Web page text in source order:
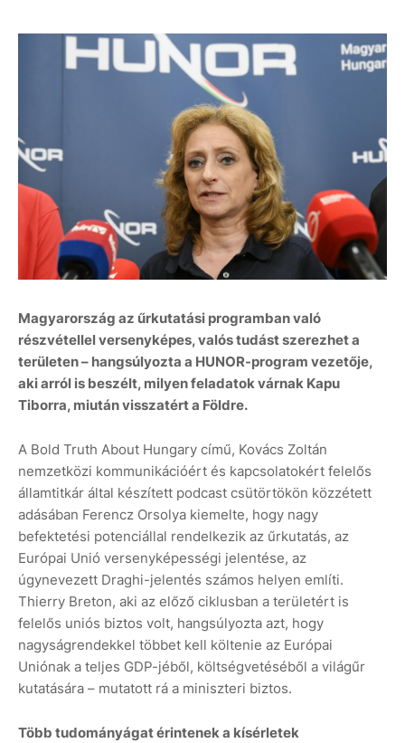
Magyarország az űrkutatási programban való
részvétellel versenyképes, valós tudást szerezhet a
területen – hangsúlyozta a HUNOR-program vezetője,
aki arról is beszélt, milyen feladatok várnak Kapu
Tiborra, miután visszatért a Földre.
A Bold Truth About Hungary című, Kovács Zoltán
nemzetközi kommunikációért és kapcsolatokért felelős
államtitkár által készített podcast csütörtökön közzétett
adásában Ferencz Orsolya kiemelte, hogy nagy
befektetési potenciállal rendelkezik az űrkutatás, az
Európai Unió versenyképességi jelentése, az
úgynevezett Draghi-jelentés számos helyen említi.
Thierry Breton, aki az előző ciklusban a területért is
felelős uniós biztos volt, hangsúlyozta azt, hogy
nagyságrendekkel többet kell költenie az Európai
Uniónak a teljes GDP-jéből, költségvetéséből a világűr
kutatására – mutatott rá a miniszteri biztos.
Több tudományágat érintenek a kísérletek